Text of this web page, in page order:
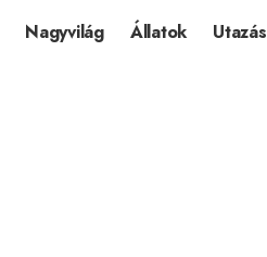
Nagyvilág Állatok Utazás